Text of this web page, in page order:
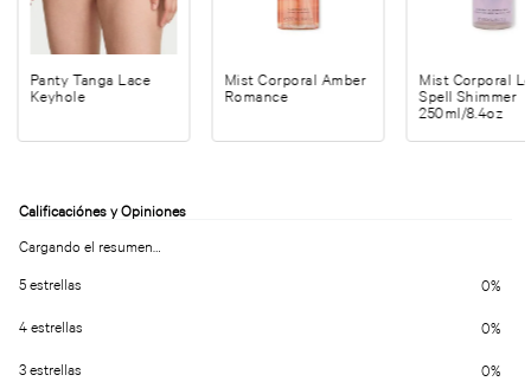
Panty Tanga Lace
Keyhole
Mist Corporal Amber
Romance
Mist Corporal
Spell Shimmer
250ml/8.4oz
Cargando el resumen…
5 estrellas 0%
4 estrellas 0%
3 estrellas 0%